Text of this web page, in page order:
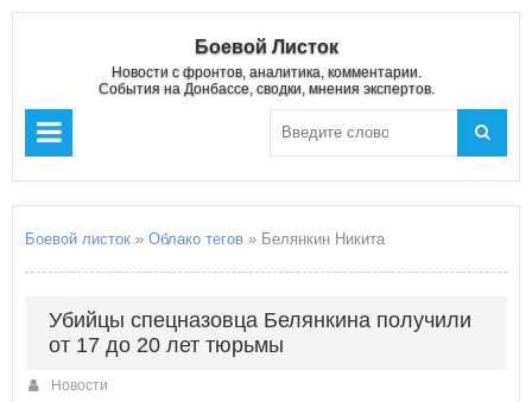
Боевой Листок
Новости с фронтов, аналитика, комментарии.
События на Донбассе, сводки, мнения экспертов.
Боевой листок » Облако тегов » Белянкин Никита
Убийцы спецназовца Белянкина получили
от 17 до 20 лет тюрьмы
Новости